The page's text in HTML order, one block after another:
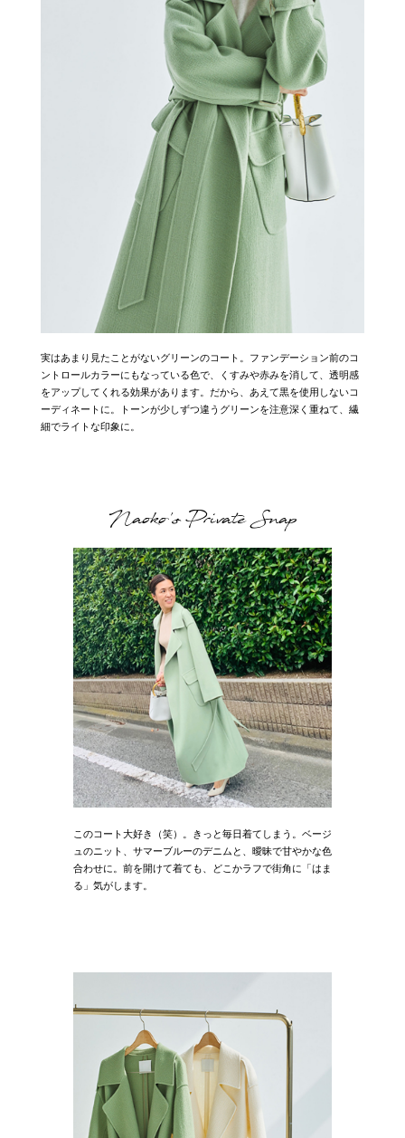
実はあまり見たことがないグリーンのコート。ファンデーション前のコ
ントロールカラーにもなっている色で、くすみや赤みを消して、透明感
をアップしてくれる効果があります。だから、あえて黒を使用しないコ
ーディネートに。トーンが少しずつ違うグリーンを注意深く重ねて、繊
細でライトな印象に。
Naoko's Private Snap
このコート大好き（笑）。きっと毎日着てしまう。ベージ
ュのニット、サマーブルーのデニムと、曖昧で甘やかな色
合わせに。前を開けて着ても、どこかラフで街角に「はま
る」気がします。